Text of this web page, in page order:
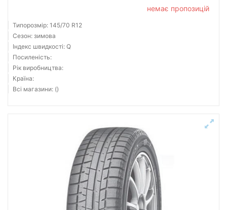
немає пропозицій
Типорозмір: 145/70 R12
Сезон: зимова
Індекс швидкості: Q
Посиленість:
Рік виробництва:
Країна:
Всі магазини: ()
Скинути